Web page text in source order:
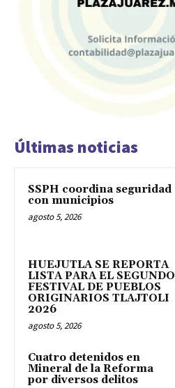
Últimas noticias
SSPH coordina seguridad
con municipios
agosto 5, 2026
HUEJUTLA SE REPORTA
LISTA PARA EL SEGUNDO
FESTIVAL DE PUEBLOS
ORIGINARIOS TLAJTOLI
2026
agosto 5, 2026
Cuatro detenidos en
Mineral de la Reforma
por diversos delitos